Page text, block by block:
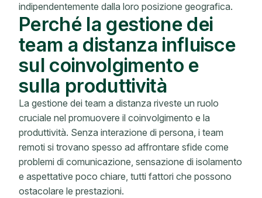
indipendentemente dalla loro posizione geografica.
Perché la gestione dei
team a distanza influisce
sul coinvolgimento e
sulla produttività
La gestione dei team a distanza riveste un ruolo
cruciale nel promuovere il coinvolgimento e la
produttività. Senza interazione di persona, i team
remoti si trovano spesso ad affrontare sfide come
problemi di comunicazione, sensazione di isolamento
e aspettative poco chiare, tutti fattori che possono
ostacolare le prestazioni.